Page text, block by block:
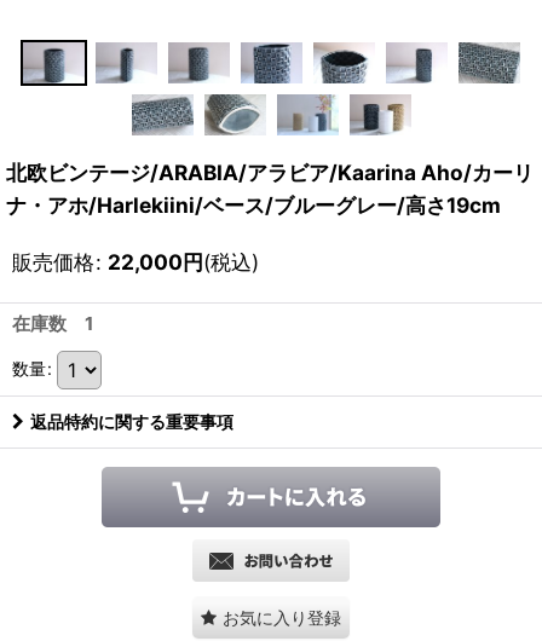
北欧ビンテージ/ARABIA/アラビア/Kaarina Aho/カーリ
ナ・アホ/Harlekiini/ベース/ブルーグレー/高さ19cm
販売価格: 22,000円(税込)
在庫数 1
数量:
返品特約に関する重要事項
お気に入り登録